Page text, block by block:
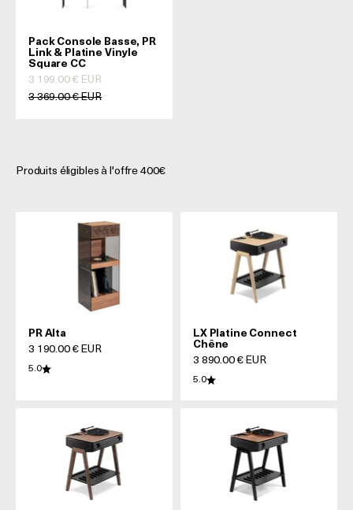
Pack Console Basse, PR
Link & Platine Vinyle
Square CC
Prix de vente
3 199.00 € EUR
Prix normal
3 369.00 € EUR
Produits éligibles à l'offre 400€
PR Alta
Prix de vente
3 190.00 € EUR
5.0
LX Platine Connect
Chêne
Prix de vente
3 890.00 € EUR
5.0